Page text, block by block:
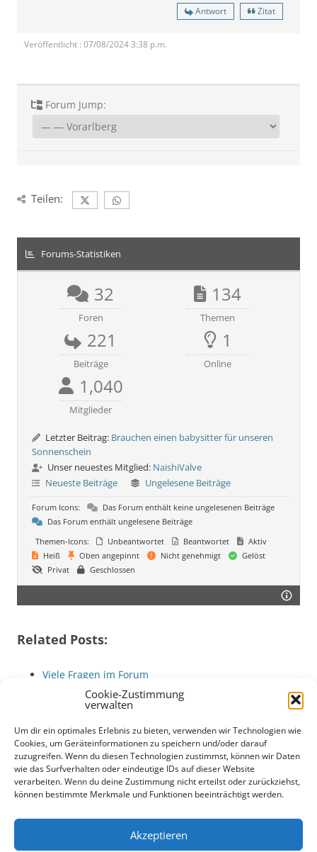
Cookie-Zustimmung
verwalten
Um dir ein optimales Erlebnis zu bieten, verwenden wir Technologien wie
Cookies, um Geräteinformationen zu speichern und/oder darauf
zuzugreifen. Wenn du diesen Technologien zustimmst, können wir Daten
wie das Surfverhalten oder eindeutige IDs auf dieser Website
verarbeiten. Wenn du deine Zustimmung nicht erteilst oder zurückziehst,
können bestimmte Merkmale und Funktionen beeinträchtigt werden.
Akzeptieren
Antwort Zitat
Veröffentlicht : 07/08/2024 3:38 p.m.
Forum Jump:
Teilen:
Forums-Statistiken
32
Foren
134
Themen
221
Beiträge
1
Online
1,040
Mitglieder
Letzter Beitrag: Brauchen einen babysitter für unseren
Sonnenschein
Unser neuestes Mitglied: NaishiValve
Neueste Beiträge
Ungelesene Beiträge
Forum Icons:
Das Forum enthält keine ungelesenen Beiträge
Das Forum enthält ungelesene Beiträge
Themen-Icons:
Unbeantwortet Beantwortet
Aktiv
Heiß
Oben angepinnt Nicht genehmigt
Gelöst
Privat
Geschlossen
Related Posts:
Viele Fragen im Forum
Das Babysitter Forum geht online
Was ist Wallstreetbets?
Tipps zur VR
Babysitter-Forum: Erfahrungen mit Teenagern,…
Babysitter-Forum: Tipps zu Alter, Auswahl und
Sicherheit